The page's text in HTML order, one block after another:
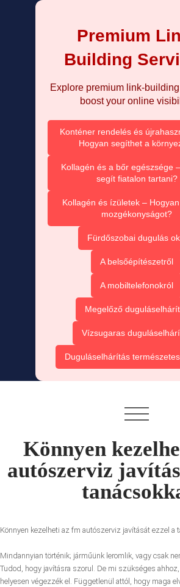
Premium
Building
Explore premium link-
boost your online
Konténer rendelés és
Hogyan segíthet a
Kollagén és a bőr egészsége
segít fiatalon tartani?
Kollagén és ízületek –
mozgékonyságot?
Fürdőszobai dugulás
A belsőépítészetről
A mobiltelefonokról
Megelőző
Vízsugaras
Duguláselhárítás
Könnyen
autószerviz
Könnyen kezelheti az fm autószerviz javítását ezzel a
Mindannyian történik; járműünk leromlik, vagy csak
Tudod, hogy javításra szorul. De mi szükséges
helyesen végezzék el. Függetlenül attól, hogy maga